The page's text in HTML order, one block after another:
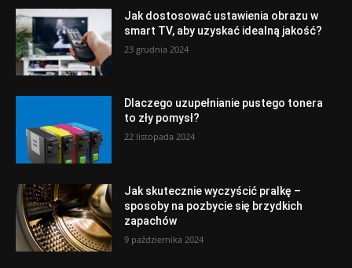
Jak dostosować ustawienia obrazu w
smart TV, aby uzyskać idealną jakość?
23 grudnia 2024
Dlaczego uzupełnianie pustego tonera
to zły pomysł?
22 listopada 2024
Jak skutecznie wyczyścić pralkę –
sposoby na pozbycie się brzydkich
zapachów
9 października 2024